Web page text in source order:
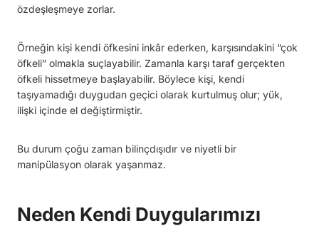
özdeşleşmeye zorlar.
Örneğin kişi kendi öfkesini inkâr ederken, karşısındakini “çok
öfkeli” olmakla suçlayabilir. Zamanla karşı taraf gerçekten
öfkeli hissetmeye başlayabilir. Böylece kişi, kendi
taşıyamadığı duygudan geçici olarak kurtulmuş olur; yük,
ilişki içinde el değiştirmiştir.
Bu durum çoğu zaman bilinçdışıdır ve niyetli bir
manipülasyon olarak yaşanmaz.
Neden Kendi Duygularımızı